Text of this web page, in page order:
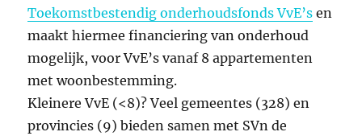
Toekomstbestendig onderhoudsfonds VvE’s en
maakt hiermee financiering van onderhoud
mogelijk, voor VvE’s vanaf 8 appartementen
met woonbestemming.
Kleinere VvE (<8)? Veel gemeentes (328) en
provincies (9) bieden samen met SVn de